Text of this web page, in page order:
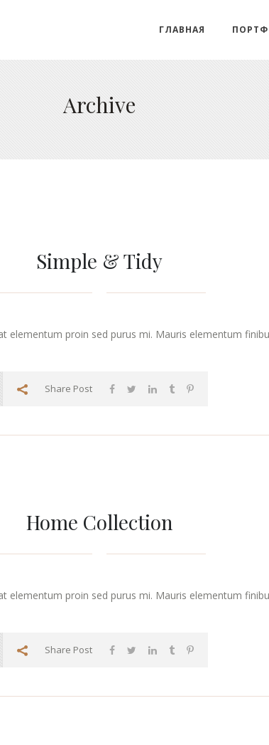
ГЛАВНАЯ
Archive
Simple & Tidy
proin sed purus mi. Mauris elementum
Share Post
Home Collection
proin sed purus mi. Mauris elementum
Share Post